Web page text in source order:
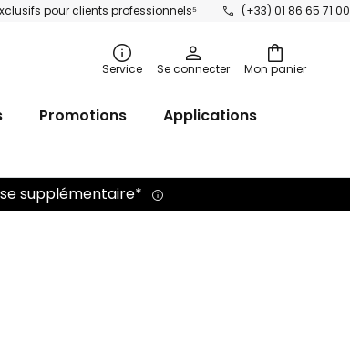
pour clients professionnels⁵ (+33) 01 86 65 71 00
Mon panier
Service Se connecter
Promotions
Applications
supplémentaire*